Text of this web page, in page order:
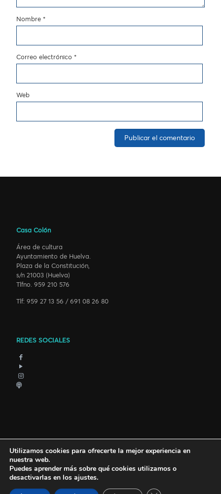
Nombre *
Correo electrónico *
Web
Casa Colón
Área de cultura
Ayuntamiento de Huelva.
Plaza de la Constitución,
s/n 21003 (Huelva)
Tlfno. 959 210 576
Tlf: 959 27 13 56 / 691 08 26 80
REDES SOCIALES
© 2018 Carnaval Colombino. Todos los derechos reservados.
Utilizamos cookies para ofrecerte la mejor experiencia en
nuestra web.
Puedes aprender más sobre qué cookies utilizamos o
desactivarlas en los ajustes.